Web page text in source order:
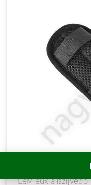
LeMieux állszíjvédő